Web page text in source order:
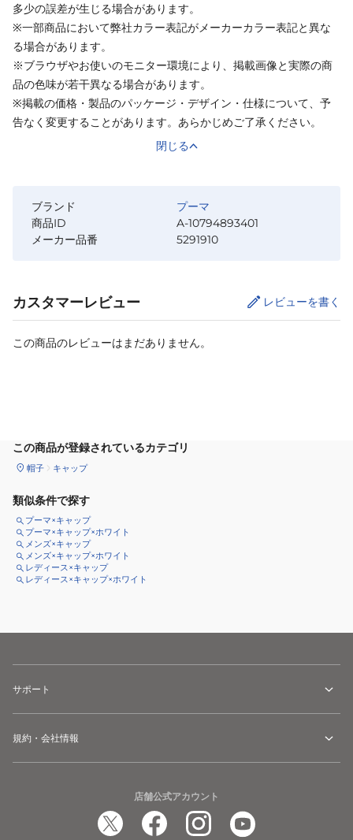
多少の誤差が生じる場合があります。
※一部商品において弊社カラー表記がメーカーカラー表記と異な
る場合があります。
※ブラウザやお使いのモニター環境により、掲載画像と実際の商
品の色味が若干異なる場合があります。
※掲載の価格・製品のパッケージ・デザイン・仕様について、予
告なく変更することがあります。あらかじめご了承ください。
閉じる
ブランド
プーマ
商品ID
A-10794893401
メーカー品番
5291910
カスタマーレビュー レビューを書く
この商品のレビューはまだありません。
この商品が登録されているカテゴリ
帽子 キャップ
類似条件で探す
プーマ×キャップ
プーマ×キャップ×ホワイト
メンズ×キャップ
メンズ×キャップ×ホワイト
レディース×キャップ
レディース×キャップ×ホワイト
サポート
規約・会社情報
店舗公式アカウント